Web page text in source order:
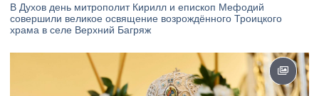
В Духов день митрополит Кирилл и епископ Мефодий
совершили великое освящение возрождённого Троицкого
храма в селе Верхний Багряж